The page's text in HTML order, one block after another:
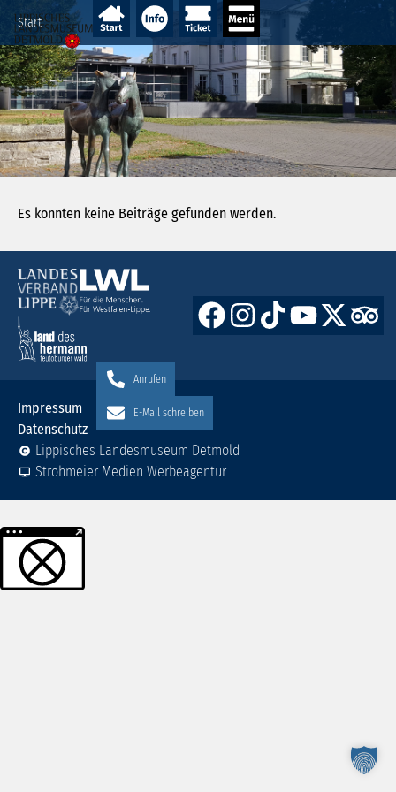
Start
Es konnten keine Beiträge gefunden werden.
Lippisches Landesmuseum Detmold
Strohmeier Medien Werbeagentur
Impressum
Datenschutz
Anrufen
E-Mail schreiben
Weitere Informationen über den gesperrten Inhalt.